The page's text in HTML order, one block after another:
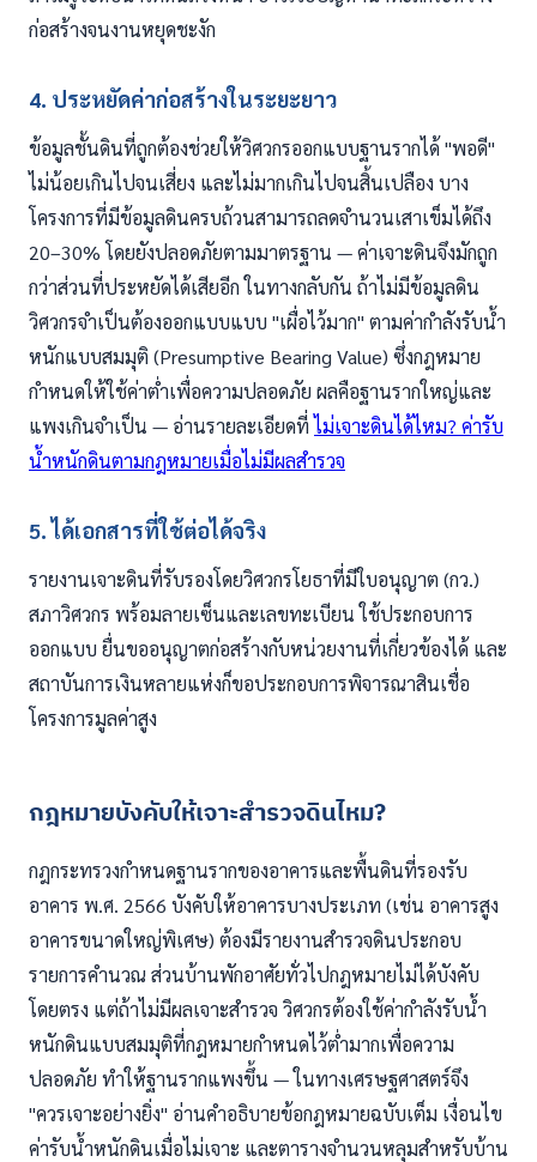
ก่อสร้างจนงานหยุดชะงัก
4. ประหยัดค่าก่อสร้างในระยะยาว
ข้อมูลชั้นดินที่ถูกต้องช่วยให้วิศวกรออกแบบฐานรากได้ "พอดี"
ไม่น้อยเกินไปจนเสี่ยง และไม่มากเกินไปจนสิ้นเปลือง บาง
โครงการที่มีข้อมูลดินครบถ้วนสามารถลดจำนวนเสาเข็มได้ถึง
20–30% โดยยังปลอดภัยตามมาตรฐาน — ค่าเจาะดินจึงมักถูก
กว่าส่วนที่ประหยัดได้เสียอีก ในทางกลับกัน ถ้าไม่มีข้อมูลดิน
วิศวกรจำเป็นต้องออกแบบแบบ "เผื่อไว้มาก" ตามค่ากำลังรับน้ำ
หนักแบบสมมุติ (Presumptive Bearing Value) ซึ่งกฎหมาย
กำหนดให้ใช้ค่าต่ำเพื่อความปลอดภัย ผลคือฐานรากใหญ่และ
แพงเกินจำเป็น — อ่านรายละเอียดที่ไม่เจาะดินได้ไหม? ค่ารับ
น้ำหนักดินตามกฎหมายเมื่อไม่มีผลสำรวจ
5. ได้เอกสารที่ใช้ต่อได้จริง
รายงานเจาะดินที่รับรองโดยวิศวกรโยธาที่มีใบอนุญาต (กว.)
สภาวิศวกร พร้อมลายเซ็นและเลขทะเบียน ใช้ประกอบการ
ออกแบบ ยื่นขออนุญาตก่อสร้างกับหน่วยงานที่เกี่ยวข้องได้ และ
สถาบันการเงินหลายแห่งก็ขอประกอบการพิจารณาสินเชื่อ
โครงการมูลค่าสูง
กฎหมายบังคับให้เจาะสำรวจดินไหม?
กฎกระทรวงกำหนดฐานรากของอาคารและพื้นดินที่รองรับ
อาคาร พ.ศ. 2566 บังคับให้อาคารบางประเภท (เช่น อาคารสูง
อาคารขนาดใหญ่พิเศษ) ต้องมีรายงานสำรวจดินประกอบ
รายการคำนวณ ส่วนบ้านพักอาศัยทั่วไปกฎหมายไม่ได้บังคับ
โดยตรง แต่ถ้าไม่มีผลเจาะสำรวจ วิศวกรต้องใช้ค่ากำลังรับน้ำ
หนักดินแบบสมมุติที่กฎหมายกำหนดไว้ต่ำมากเพื่อความ
ปลอดภัย ทำให้ฐานรากแพงขึ้น — ในทางเศรษฐศาสตร์จึง
"ควรเจาะอย่างยิ่ง" อ่านคำอธิบายข้อกฎหมายฉบับเต็ม เงื่อนไข
ค่ารับน้ำหนักดินเมื่อไม่เจาะ และตารางจำนวนหลุมสำหรับบ้าน